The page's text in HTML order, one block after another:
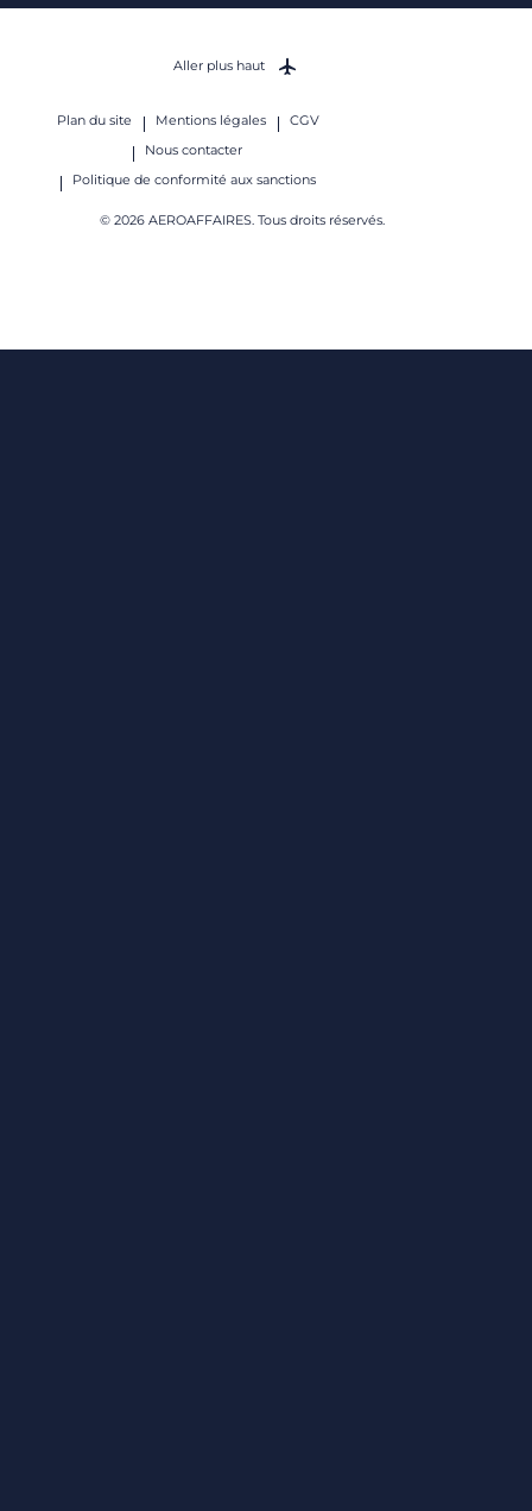
Plan du site Mentions légales
CGV
Nous contacter
Politique de conformité aux sanctions
© 2026 AEROAFFAIRES. Tous droits réservés.
Aller plus haut